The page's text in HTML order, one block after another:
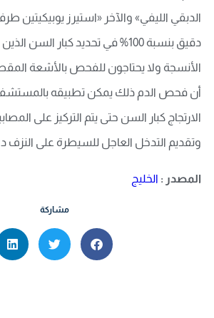
الدبقي الليفي» والآخر «استيرز يوبيكيتين
دقيق بنسبة 100% في تحديد كبار السن
الأنسجة ولا يحتاجون للفحص بالأشعة
أن فحص الدم ذلك يمكن تطبيقه
الارتجاج كبار السن حتى يتم التركيز على
وتقديم التدخل العاجل للسيطرة على النزف
المصدر : الخليج
مشاركة